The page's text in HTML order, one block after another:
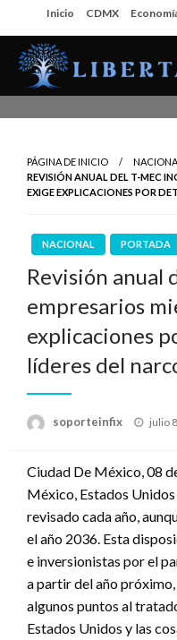
al
contenido
Inicio CDMX
PÁGINA DE INICIO
REVISIÓN ANUAL DEL T-MEC
EXIGE EXPLICACIONES POR
NACIONAL PORTADA
Revisión anual
empresarios
explicaciones
líderes del
soporteinfix julio
Ciudad De México, 08
México, Estados
revisado cada año,
el año 2036. Esta
e inversionistas por el
a partir del año
algunos puntos al
Estados Unidos y las